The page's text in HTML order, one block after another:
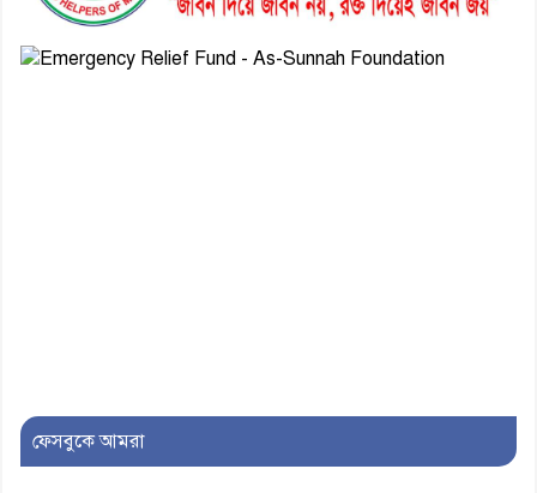
৭। দাউদকান্দিতে মুচি সম্প্রদায়ের
ফেসবুকে আমরা